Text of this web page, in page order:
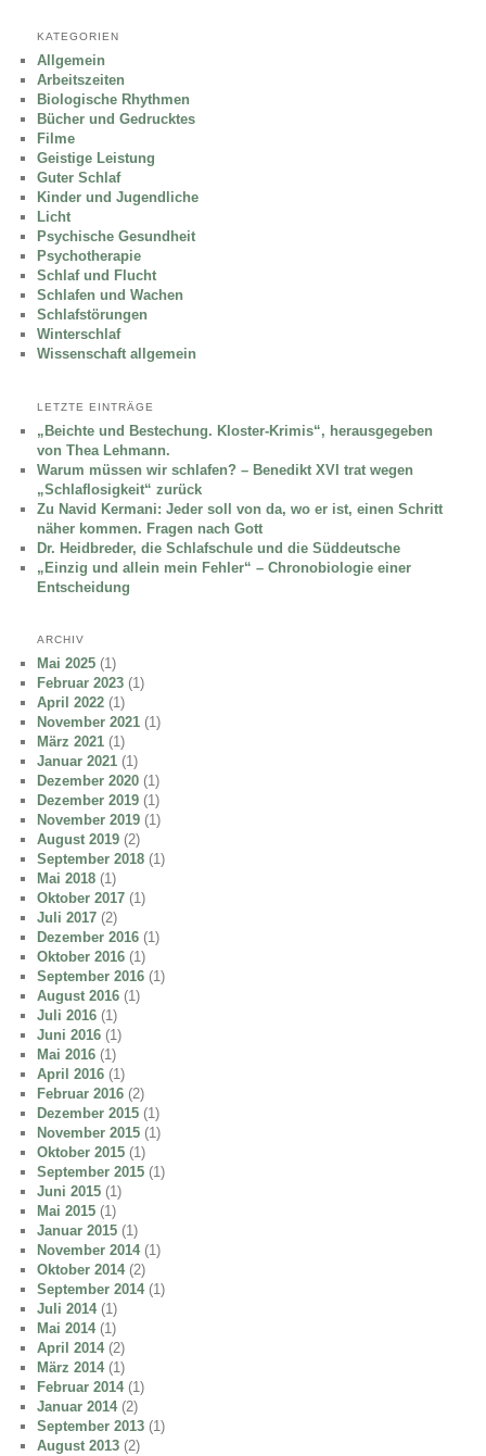
KATEGORIEN
Allgemein
Arbeitszeiten
Biologische Rhythmen
Bücher und Gedrucktes
Filme
Geistige Leistung
Guter Schlaf
Kinder und Jugendliche
Licht
Psychische Gesundheit
Psychotherapie
Schlaf und Flucht
Schlafen und Wachen
Schlafstörungen
Winterschlaf
Wissenschaft allgemein
LETZTE EINTRÄGE
„Beichte und Bestechung. Kloster-Krimis“, herausgegeben
von Thea Lehmann.
Warum müssen wir schlafen? – Benedikt XVI trat wegen
„Schlaflosigkeit“ zurück
Zu Navid Kermani: Jeder soll von da, wo er ist, einen Schritt
näher kommen. Fragen nach Gott
Dr. Heidbreder, die Schlafschule und die Süddeutsche
„Einzig und allein mein Fehler“ – Chronobiologie einer
Entscheidung
ARCHIV
Mai 2025 (1)
Februar 2023 (1)
April 2022 (1)
November 2021 (1)
März 2021 (1)
Januar 2021 (1)
Dezember 2020 (1)
Dezember 2019 (1)
November 2019 (1)
August 2019 (2)
September 2018 (1)
Mai 2018 (1)
Oktober 2017 (1)
Juli 2017 (2)
Dezember 2016 (1)
Oktober 2016 (1)
September 2016 (1)
August 2016 (1)
Juli 2016 (1)
Juni 2016 (1)
Mai 2016 (1)
April 2016 (1)
Februar 2016 (2)
Dezember 2015 (1)
November 2015 (1)
Oktober 2015 (1)
September 2015 (1)
Juni 2015 (1)
Mai 2015 (1)
Januar 2015 (1)
November 2014(1)
Oktober 2014(2)
September 2014(1)
Juli 2014(1)
Mai 2014(1)
April 2014(2)
März 2014(1)
Februar 2014(1)
Januar 2014(2)
September 2013 (1)
August 2013 (2)